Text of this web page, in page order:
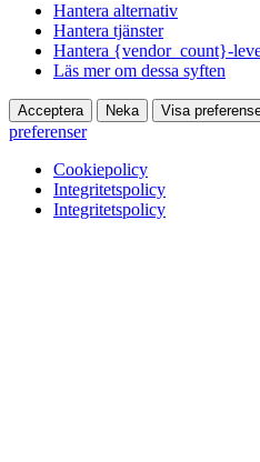
Hantera alternativ
Hantera tjänster
Hantera {vendor_count}-
Läs mer om dessa syften
Acceptera Neka Visa
preferenser
Cookiepolicy
Integritetspolicy
Integritetspolicy